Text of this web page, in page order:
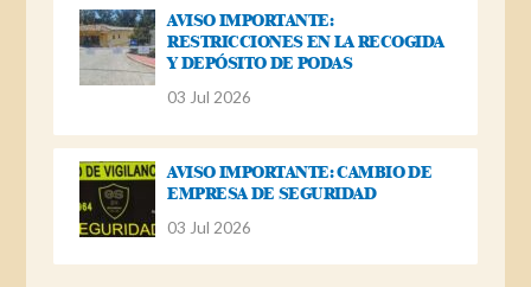
AVISO IMPORTANTE:
RESTRICCIONES EN LA RECOGIDA
Y DEPÓSITO DE PODAS
03 Jul 2026
AVISO IMPORTANTE: CAMBIO DE
EMPRESA DE SEGURIDAD
03 Jul 2026